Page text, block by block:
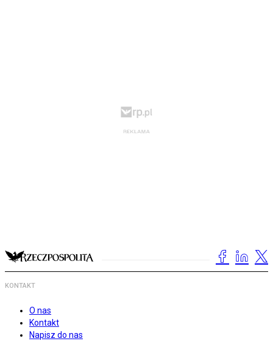
KONTAKT
O nas
Kontakt
Napisz do nas